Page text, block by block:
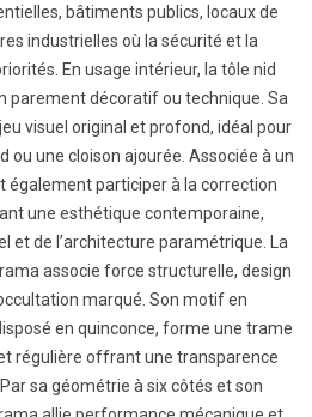
bâtiments publics, locaux de
industrielles où la sécurité et la
En usage intérieur, la tôle nid
parement décoratif ou technique. Sa
visuel original et profond, idéal pour
ou une cloison ajourée. Associée à un
également participer à la correction
une esthétique contemporaine,
et de l’architecture paramétrique. La
associe force structurelle, design
marqué. Son motif en
en quinconce, forme une trame
régulière offrant une transparence
sa géométrie à six côtés et son